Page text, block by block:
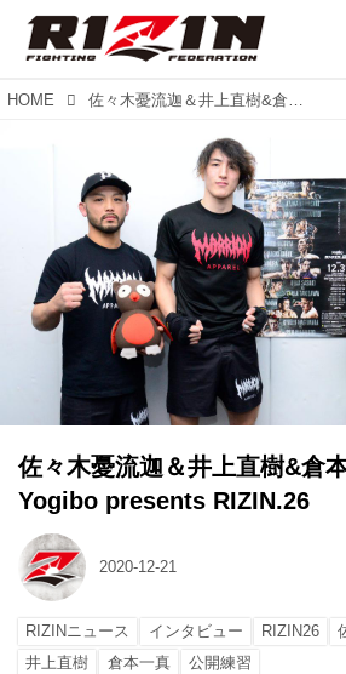
HOME 佐々木憂流迦＆井上直樹&倉本一真 公開練習 Yogibo presents RIZIN.26
佐々木憂流迦＆井上直樹&倉
Yogibo presents RIZIN.26
2020-12-21
RIZINニュース インタビュー RIZIN26
井上直樹
倉本一真 公開練習